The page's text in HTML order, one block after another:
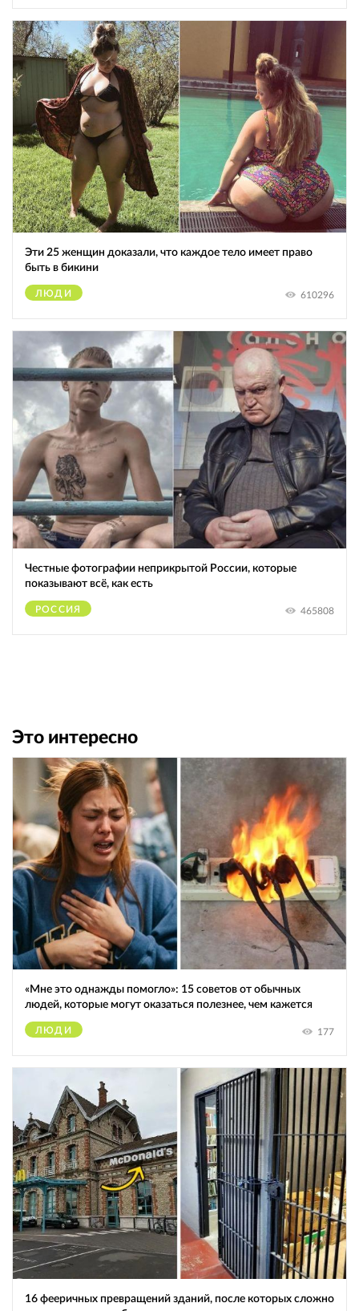
Эти 25 женщин доказали, что каждое тело имеет право
быть в бикини
ЛЮДИ 610296
Честные фотографии неприкрытой России, которые
показывают всё, как есть
РОССИЯ 465808
Это интересно
«Мне это однажды помогло»: 15 советов от обычных
людей, которые могут оказаться полезнее, чем кажется
ЛЮДИ 177
16 фееричных превращений зданий, после которых сложно